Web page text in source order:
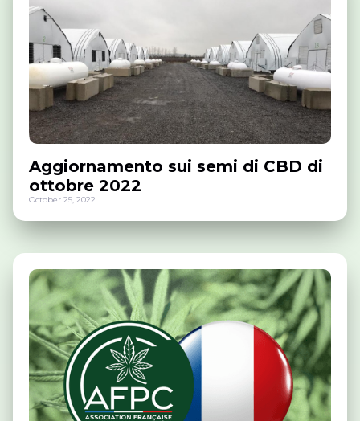
Aggiornamento sui semi di CBD di
ottobre 2022
October 25, 2022